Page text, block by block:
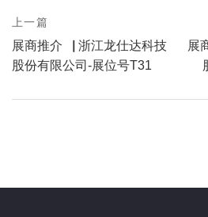
Post
navigation
上一篇
postPrevious
page
展商推介▕ 浙江龙仕达科技
股份有限公司-展位号T31
展